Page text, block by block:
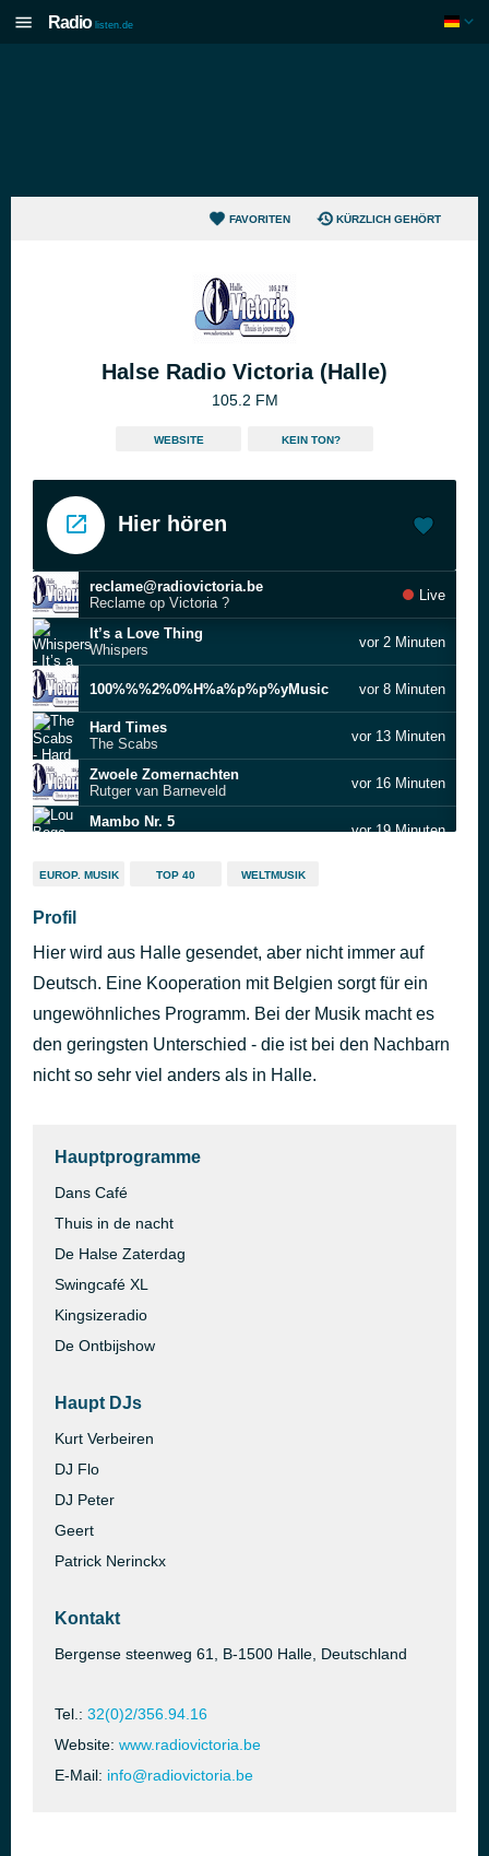
Radio listen.de
FAVORITEN KÜRZLICH GEHÖRT
Halse Radio Victoria (Halle)
105.2 FM
WEBSITE KEIN TON?
Hier hören
reclame@radiovictoria.be
Reclame op Victoria ?
Live
It’s a Love Thing
Whispers
vor 2 Minuten
100%%%2%0%H%a%p%p%yMusic vor 8 Minuten
Hard Times
The Scabs
vor 13 Minuten
Zwoele Zomernachten
Rutger van Barneveld
vor 16 Minuten
Mambo Nr. 5
vor 19 Minuten
Love On Hold
Nieuws
Nationaal
Toute première fois
vor 34 Minuten
EUROP. MUSIK TOP 40 WELTMUSIK
Profil
Hier wird aus Halle gesendet, aber nicht immer auf
Deutsch. Eine Kooperation mit Belgien sorgt für ein
ungewöhnliches Programm. Bei der Musik macht es
den geringsten Unterschied - die ist bei den Nachbarn
nicht so sehr viel anders als in Halle.
Hauptprogramme
Dans Café
Thuis in de nacht
De Halse Zaterdag
Swingcafé XL
Kingsizeradio
De Ontbijshow
Haupt DJs
Kurt Verbeiren
DJ Flo
DJ Peter
Geert
Patrick Nerinckx
Kontakt
Bergense steenweg 61, B-1500 Halle, Deutschland
Tel.: 32(0)2/356.94.16
Website: www.radiovictoria.be
E-Mail: info@radiovictoria.be